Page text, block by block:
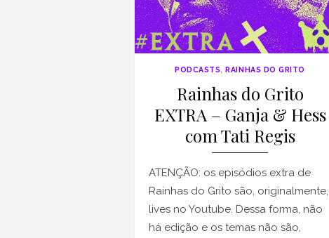
PODCASTS,RAINHAS DO GRITO
Rainhas do Grito
EXTRA – Ganja & Hess
com Tati Regis
ATENÇÃO: os episódios extra de
Rainhas do Grito são, originalmente,
lives no Youtube. Dessa forma, não
há edição e os temas não são,